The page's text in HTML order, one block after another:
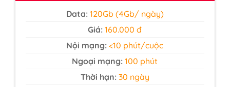
Data: 120Gb (4Gb/ ngày)
Giá:160.000 đ
Nội mạng:<10 phút/cuộc
Ngoại mạng: 100 phút
Thời hạn:30 ngày